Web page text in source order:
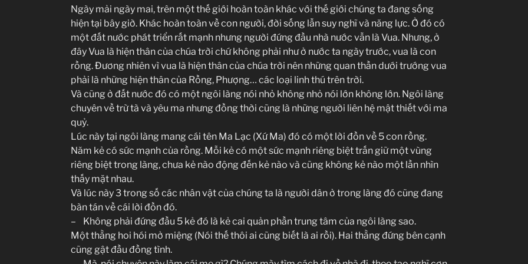
Ngày mải ngày mai, trên một thế giới hoàn toàn khác với thế giới chúng ta đang sống
hiện tại bây giờ. Khác hoàn toàn về con người, đời sống lẫn suy nghĩ và năng lực. Ở đó có
một đất nước phát triển rất mạnh nhưng người đứng đầu nhà nước vẫn là Vua. Nhưng, ở
đây Vua là hiện thân của chúa trời chứ không phải như ở nước ta ngày trước, vua là con
rồng. Đương nhiên vì vua là hiện thân của chúa trời nên những quan thần dưới trướng vua
phải là những hiện thân của Rồng, Phượng… các loại linh thú trên trời.
Và cũng ở đất nước đó có một ngôi làng nói nhỏ không nhỏ nói lớn không lớn. Ngôi làng
chuyên về trừ tà và yêu ma nhưng đồng thời cũng là những người liên hệ mật thiết với ma
quỷ.
Lúc này tại ngôi làng mang cái tên Ma Lạc (Xứ Ma) đó có một lời đồn về 5 con rồng.
Năm kẻ có sức mạnh của rồng. Mỗi kẻ có một sức mạnh riêng biệt trấn giữ một vùng
riêng biệt trong làng, chưa kẻ nào động đến kẻ nào và cũng không kẻ nào một lần nhìn
thấy mặt nhau.
Và lúc này 3 trong số các nhân vật của chúng ta là người dân ở trong làng đó cũng đang
bàn tán về cái lời đồn đó.
– Không phải đứng đầu 5 kẻ đó là kẻ cai quản phần trung tâm của ngôi làng sao.
Một thằng hoi hói mở miệng (Nói thế thôi ai cũng biết là ai rồi). Hai thằng đứng bên cạnh
cũng gật đầu đồng tình.